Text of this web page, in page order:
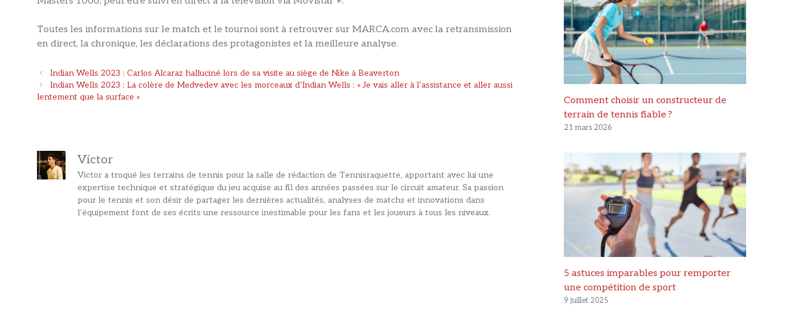
Toutes les informations sur le match et le tournoi sont à retrouver sur MARCA.com avec la retransmission
en direct, la chronique, les déclarations des protagonistes et la meilleure analyse.
Navigation
des
articles
Indian Wells 2023 : Carlos Alcaraz halluciné lors de sa visite au siège de Nike à Beaverton
Indian Wells 2023 : La colère de Medvedev avec les morceaux d’Indian Wells : « Je vais aller à l’assistance et aller aussi
lentement que la surface »
Victor
Victor a troqué les terrains de tennis pour la salle de rédaction de Tennisraquette, apportant avec lui une
expertise technique et stratégique du jeu acquise au fil des années passées sur le circuit amateur. Sa passion
pour le tennis et son désir de partager les dernières actualités, analyses de matchs et innovations dans
l’équipement font de ses écrits une ressource inestimable pour les fans et les joueurs à tous les niveaux.
Comment choisir un constructeur de
terrain de tennis fiable ?
21 mars 2026
5 astuces imparables pour remporter
une compétition de sport
9 juillet 2025